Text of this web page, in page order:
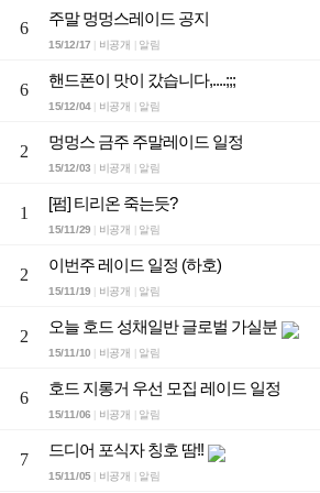
6
주말 멍멍스레이드 공지
15/12/17 비공개 알림
6
핸드폰이 맛이 갔습니다,....;;;
15/12/04| 비공개 알림
2
멍멍스 금주 주말레이드 일정
15/12/03 비공개 알림
1
[펌] 티리온 죽는듯?
15/11/29 비공개 알림
2
이번주 레이드 일정 (하호)
15/11/19 비공개 알림
2
오늘 호드 성채일반 글로벌 가실분
15/11/10 비공개 알림
6
호드 지롱거 우선 모집 레이드 일정
15/11/06 비공개 알림
7
드디어 포식자 칭호 땀!!
15/11/05| 비공개 알림